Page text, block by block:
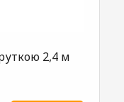
2,4 м